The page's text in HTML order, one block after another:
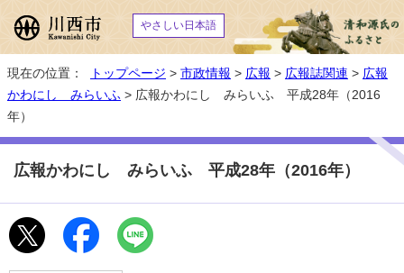
やさしい日本語
現在の位置： トップページ > 市政情報 > 広報 > 広報誌関連 > 広報
かわにし みらいふ > 広報かわにし みらいふ 平成28年（2016
年）
広報かわにし みらいふ 平成28年（2016年）